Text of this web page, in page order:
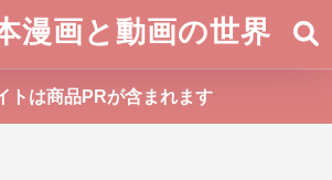
漫画と動画の世界
トは商品PRが含まれます